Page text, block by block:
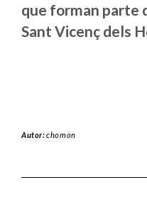
que forman parte
Sant Vicenç dels
Autor:chomon